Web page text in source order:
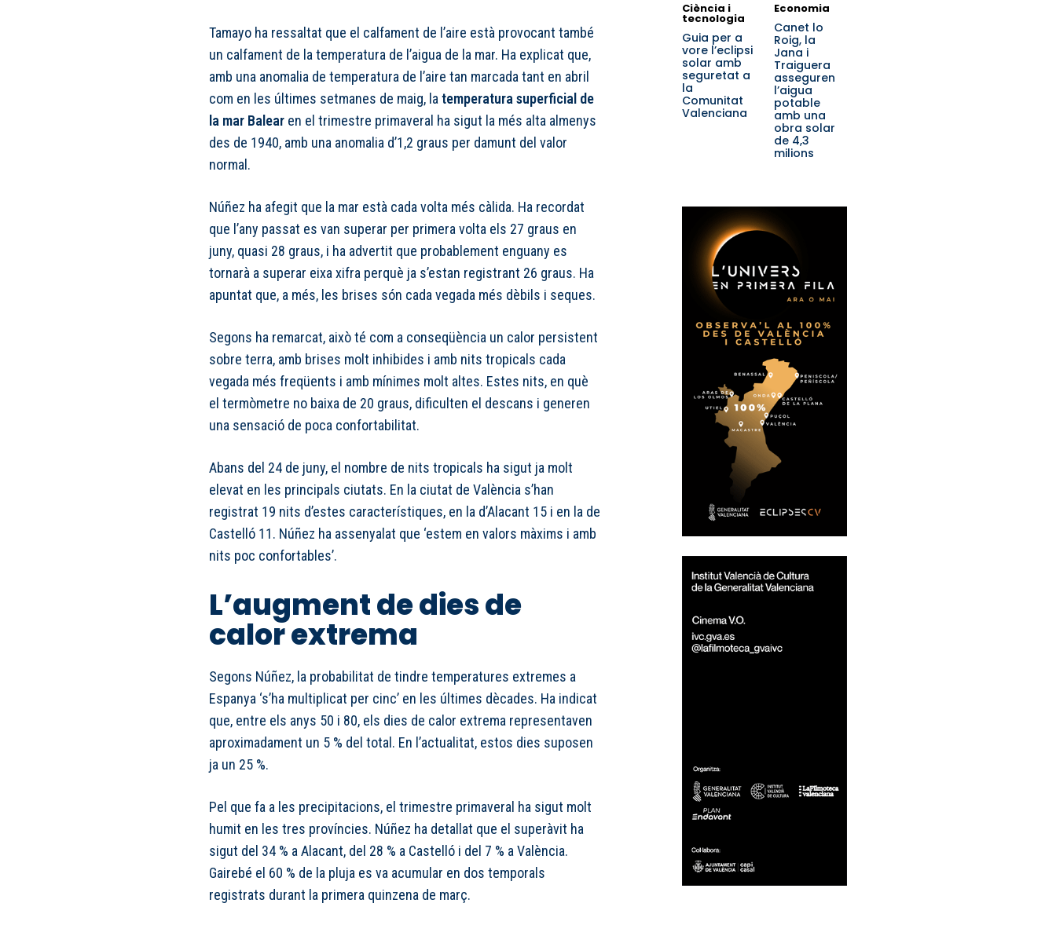
Tamayo ha ressaltat que el calfament de l’aire està provocant també
un calfament de la temperatura de l’aigua de la mar. Ha explicat que,
amb una anomalia de temperatura de l’aire tan marcada tant en abril
com en les últimes setmanes de maig, latemperatura superficial de
la mar Balear en el trimestre primaveral ha sigut la més alta almenys
des de 1940, amb una anomalia d’1,2 graus per damunt del valor
normal.
Núñez ha afegit que la mar està cada volta més càlida. Ha recordat
que l’any passat es van superar per primera volta els 27 graus en
juny, quasi 28 graus, i ha advertit que probablement enguany es
tornarà a superar eixa xifra perquè ja s’estan registrant 26 graus. Ha
apuntat que, a més, les brises són cada vegada més dèbils i seques.
Segons ha remarcat, això té com a conseqüència un calor persistent
sobre terra, amb brises molt inhibides i amb nits tropicals cada
vegada més freqüents i amb mínimes molt altes. Estes nits, en què
el termòmetre no baixa de 20 graus, dificulten el descans i generen
una sensació de poca confortabilitat.
Abans del 24 de juny, el nombre de nits tropicals ha sigut ja molt
elevat en les principals ciutats. En la ciutat de València s’han
registrat 19 nits d’estes característiques, en la d’Alacant 15 i en la de
Castelló 11. Núñez ha assenyalat que ‘estem en valors màxims i amb
nits poc confortables’.
L’augment de dies de
calor extrema
Segons Núñez, la probabilitat de tindre temperatures extremes a
Espanya ‘s’ha multiplicat per cinc’ en les últimes dècades. Ha indicat
que, entre els anys 50 i 80, els dies de calor extrema representaven
aproximadament un 5 % del total. En l’actualitat, estos dies suposen
ja un 25 %.
Pel que fa a les precipitacions, el trimestre primaveral ha sigut molt
humit en les tres províncies. Núñez ha detallat que el superàvit ha
sigut del 34 % a Alacant, del 28 % a Castelló i del 7 % a València.
Gairebé el 60 % de la pluja es va acumular en dos temporals
registrats durant la primera quinzena de març.
Ciència i
tecnologia
Guia per a
vore l’eclipsi
solar amb
seguretat a
la
Comunitat
Valenciana
Economia
Canet lo
Roig, la
Jana i
Traiguera
asseguren
l’aigua
potable
amb una
obra solar
de 4,3
milions